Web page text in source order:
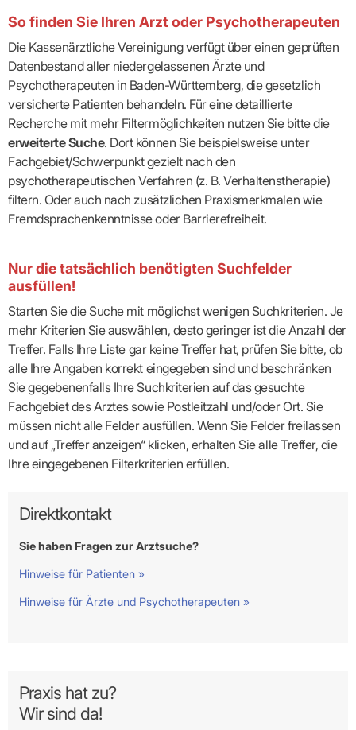
So finden Sie Ihren Arzt oder Psychotherapeuten
Die Kassenärztliche Vereinigung verfügt über einen geprüften
Datenbestand aller niedergelassenen Ärzte und
Psychotherapeuten in Baden-Württemberg, die gesetzlich
versicherte Patienten behandeln. Für eine detaillierte
Recherche mit mehr Filtermöglichkeiten nutzen Sie bitte die
erweiterte Suche. Dort können Sie beispielsweise unter
Fachgebiet/Schwerpunkt gezielt nach den
psychotherapeutischen Verfahren (z. B. Verhaltenstherapie)
filtern. Oder auch nach zusätzlichen Praxismerkmalen wie
Fremdsprachenkenntnisse oder Barrierefreiheit.
Nur die tatsächlich benötigten Suchfelder
ausfüllen!
Starten Sie die Suche mit möglichst wenigen Suchkriterien. Je
mehr Kriterien Sie auswählen, desto geringer ist die Anzahl der
Treffer. Falls Ihre Liste gar keine Treffer hat, prüfen Sie bitte, ob
alle Ihre Angaben korrekt eingegeben sind und beschränken
Sie gegebenenfalls Ihre Suchkriterien auf das gesuchte
Fachgebiet des Arztes sowie Postleitzahl und/oder Ort. Sie
müssen nicht alle Felder ausfüllen. Wenn Sie Felder freilassen
und auf „Treffer anzeigen“ klicken, erhalten Sie alle Treffer, die
Ihre eingegebenen Filterkriterien erfüllen.
Direktkontakt
Sie haben Fragen zur Arztsuche?
Hinweise für Patienten »
Hinweise für Ärzte und Psychotherapeuten »
Praxis hat zu?
Wir sind da!